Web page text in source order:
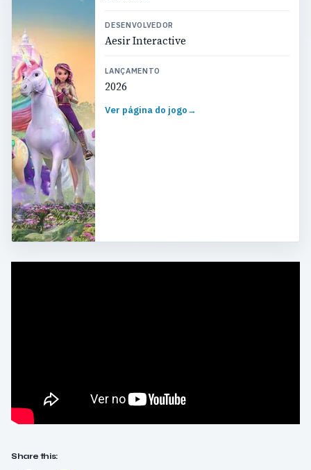
DESENVOLVEDOR
Aesir Interactive
LANÇAMENTO
2026
Ver página do jogo→
Share this: